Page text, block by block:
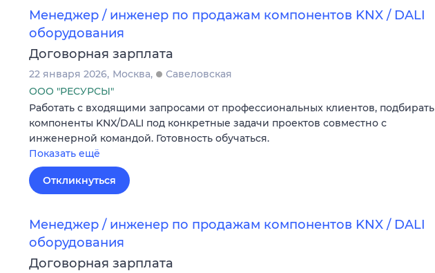
Менеджер / инженер по продажам компонентов KNX / DALI
оборудования
Договорная зарплата
22 января 2026 Москва
Савеловская
ООО "РЕСУРСЫ"
Работать с входящими запросами от профессиональных клиентов, подбирать
компоненты KNX/DALI под конкретные задачи проектов совместно с
инженерной командой. Готовность обучаться.
Показать ещё
Откликнуться
Менеджер / инженер по продажам компонентов KNX / DALI
оборудования
Договорная зарплата